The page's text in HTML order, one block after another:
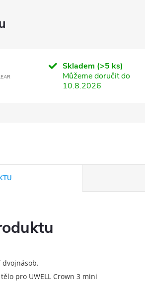
Skladem (>5 ks)
Můžeme doručit do
10.8.2026
pro UWELL Crown 3 mini